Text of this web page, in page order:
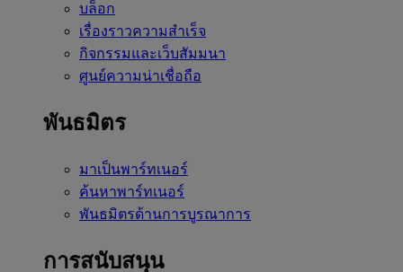
บล็อก
เรื่องราวความสำเร็จ
กิจกรรมและเว็บสัมมนา
ศูนย์ความน่าเชื่อถือ
พันธมิตร
มาเป็นพาร์ทเนอร์
ค้นหาพาร์ทเนอร์
พันธมิตรด้านการบูรณาการ
การสนับสนุน